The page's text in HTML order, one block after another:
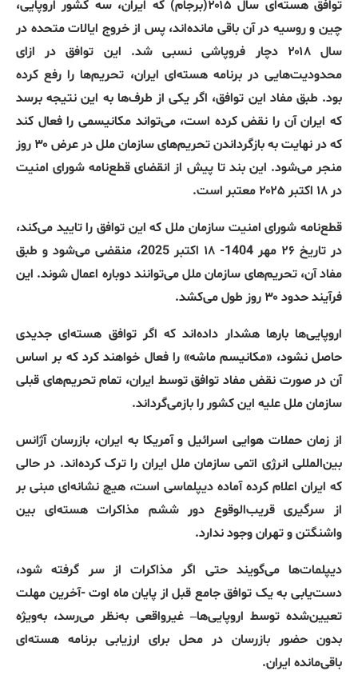
توافق هسته‌ای سال ۲۰۱۵‌ (برجام)که ایران، سه کشور اروپایی،
چین و روسیه در آن باقی مانده‌اند، پس از خروج ایالات متحده در
سال ۲۰۱۸ دچار فروپاشی نسبی شد
. این توافق در ازای
محدودیت‌هایی در برنامه هسته‌ای ایران، تحریم‌ها را رفع کرده
بود. طبق مفاد این توافق، اگر یکی از طرف‌ها به این نتیجه برسد
که ایران آن را نقض کرده است، می‌تواند مکانیسمی را فعال کند
که در نهایت به بازگرداندن تحریم‌های سازمان ملل در عرض ۳۰ روز
منجر می‌شود. این بند تا پیش از انقضای قطع‌نامه شورای امنیت
در ۱۸ اکتبر ۲۰۲۵ معتبر است
.
قطع‌نامه شورای امنیت سازمان ملل که این توافق را تایید می‌کند،
در تاریخ ۲۶ مهر
۱۸ اکتبر
، منقضی می‌شود و طبق
مفاد آن، تحریم‌های سازمان ملل می‌توانند دوباره اعمال شوند. این
فرآیند حدود ۳۰ روز طول می‌کشد
.
اروپایی‌ها بارها هشدار داده‌اند که اگر توافق هسته‌ای جدیدی
حاصل نشود، «مکانیسم ماشه»را فعال خواهند کرد که بر اساس
آن در صورت نقض مفاد توافق توسط ایران، تمام تحریم‌های قبلی
سازمان ملل علیه این کشور را بازمی‌گرداند.
از زمان حملات هوایی اسرائیل و آمریکا به ایران، بازرسان آژانس
بین‌المللی انرژی اتمی سازمان ملل ایران را ترک کرده‌اند. در حالی
که ایران اعلام کرده آماده دیپلماسی است، هیچ نشانه‌ای مبنی بر
از سرگیری قریب‌الوقوع دور ششم مذاکرات هسته‌ای بین
واشنگتن و تهران وجود ندارد.
دیپلمات‌ها می‌گویند حتی اگر مذاکرات از سر گرفته شود،
دست‌یابی به یک توافق جامع قبل از پایان ماه اوت-‌آخرین مهلت
تعیین‌شده توسط اروپایی‌ها‌–غیرواقعی به‌نظر می‌رسد، به‌ویژه
بدون حضور بازرسان در محل برای ارزیابی برنامه هسته‌ای
باقی‌مانده ایران.